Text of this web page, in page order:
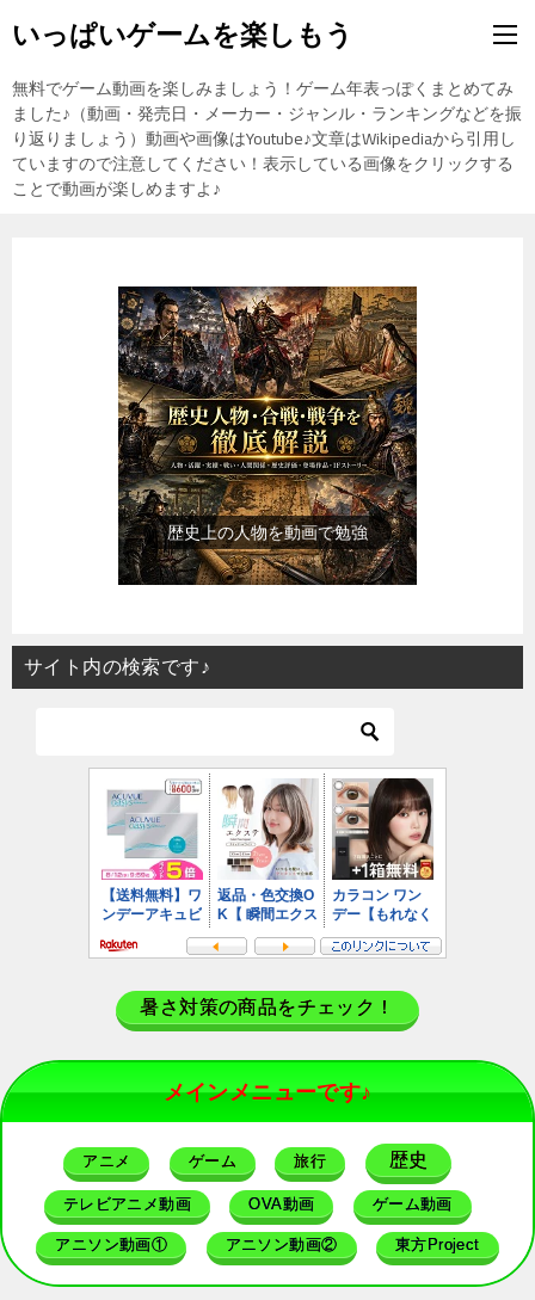
いっぱいゲームを楽しもう
無料でゲーム動画を楽しみましょう！ゲーム年表っぽくまとめてみ
ました♪（動画・発売日・メーカー・ジャンル・ランキングなどを振
り返りましょう）動画や画像はYoutube♪文章はWikipediaから引用し
ていますので注意してください！表示している画像をクリックする
ことで動画が楽しめますよ♪
『食品』（楽天市場）
サイト内の検索です♪
暑さ対策の商品をチェック！
メインメニューです♪
アニメ ゲーム 旅行 歴史
テレビアニメ動画 OVA動画 ゲーム動画
アニソン動画① アニソン動画② 東方Project